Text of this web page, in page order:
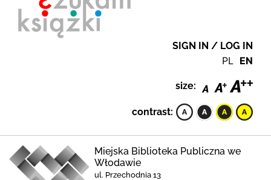
SIGN IN / LOG IN
PL EN
size:
contrast:
Miejska Biblioteka Publiczna we
Włodawie
ul. Przechodnia 13